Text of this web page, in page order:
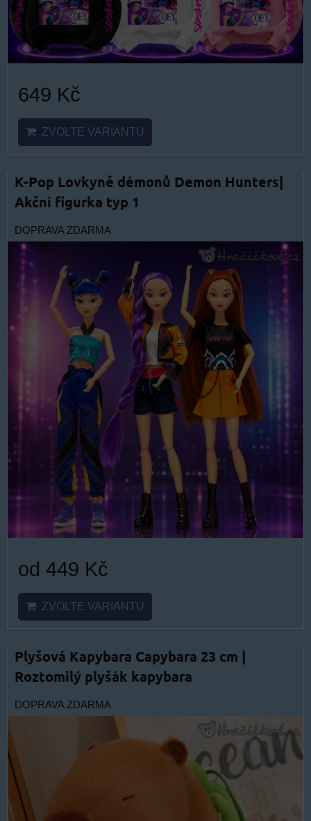
649 Kč
ZVOLTE VARIANTU
K-Pop Lovkyně démonů Demon Hunters|
Akční figurka typ 1
DOPRAVA ZDARMA
od 449 Kč
ZVOLTE VARIANTU
Plyšová Kapybara Capybara 23 cm |
Roztomilý plyšák kapybara
DOPRAVA ZDARMA